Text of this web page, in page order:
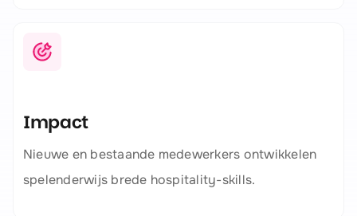
Impact
Nieuwe en bestaande medewerkers ontwikkelen
spelenderwijs brede hospitality-skills.